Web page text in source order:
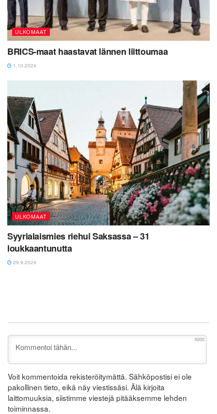
ULKOMAAT
BRICS-maat haastavat lännen liittoumaa
1.10.2024
ULKOMAAT
Syyrialaismies riehui Saksassa – 31
loukkaantunutta
29.9.2024
5000
Voit kommentoida rekisteröitymättä. Sähköpostisi ei ole
pakollinen tieto, eikä näy viestissäsi. Älä kirjoita
laittomuuksia, siistimme viestejä pitääksemme lehden
toiminnassa.